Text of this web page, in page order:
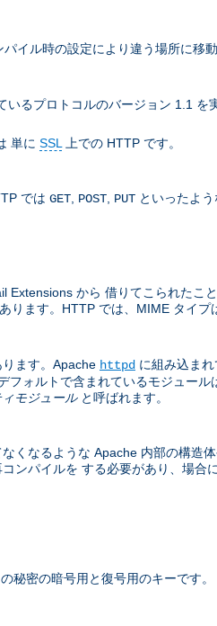
イル時の設定により違う場所に移
いるプロトコルのバージョン 1.1 を
単に SSL
上での HTTP です。
では GET POST PUT といったよう
から 借りてこられたこ
ります。HTTP では、MIME タイプ
ます。Apache httpd に組み込ま
フォルトで含まれているモジュール
モジュールと呼ばれます。
くなるような Apache 内部の構造
ンパイルを する必要があり、場合
の秘密の暗号用と復号用のキーです。